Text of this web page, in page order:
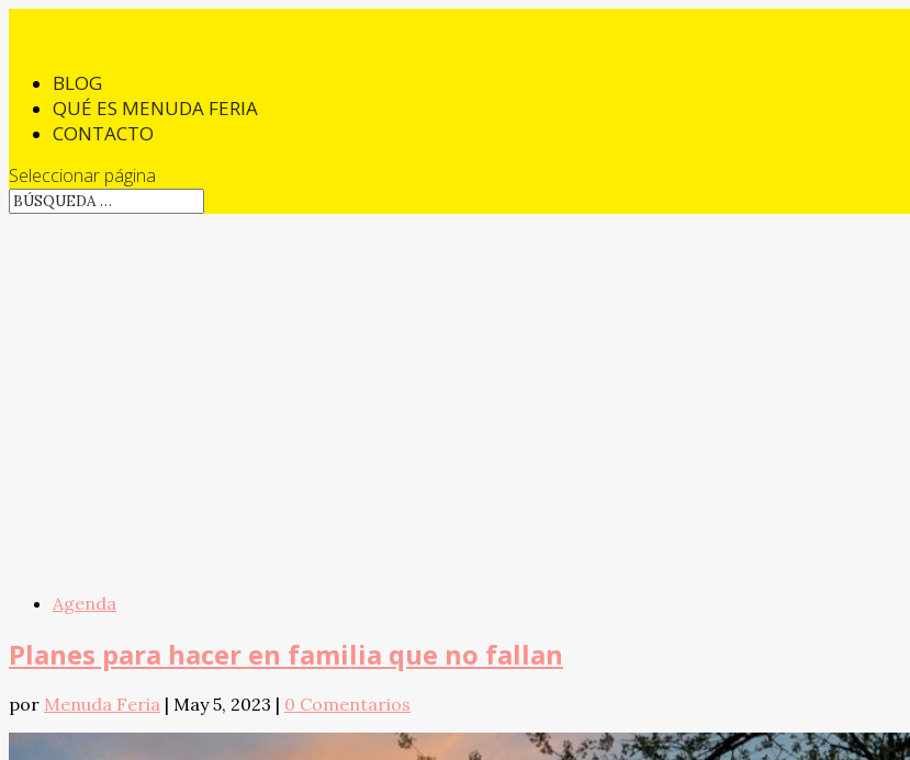
BLOG
QUÉ ES MENUDA FERIA
CONTACTO
Seleccionar página
Agenda
Planes para hacer en familia que no fallan
por Menuda Feria | May 5, 2023 | 0 Comentarios